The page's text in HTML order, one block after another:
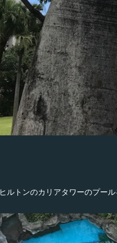
ヒルトンのカリアタワーのプー